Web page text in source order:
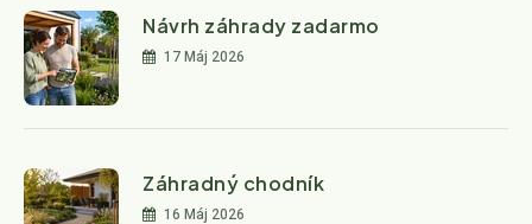
Návrh záhrady zadarmo
17 Máj 2026
Záhradný chodník
16 Máj 2026